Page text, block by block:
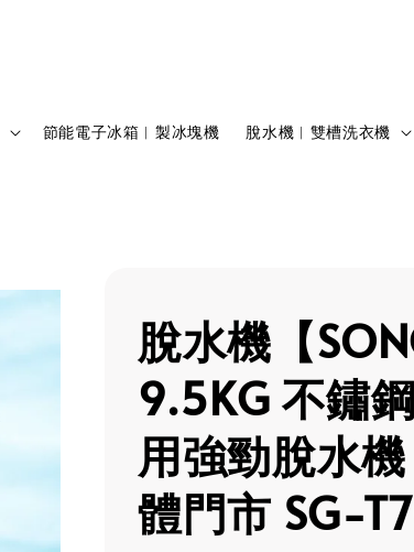
節能電子冰箱︱製冰塊機 脫水機︱雙槽洗衣機
脫水機【
9.5KG 不鏽
用強勁脫水
體門市 SG-